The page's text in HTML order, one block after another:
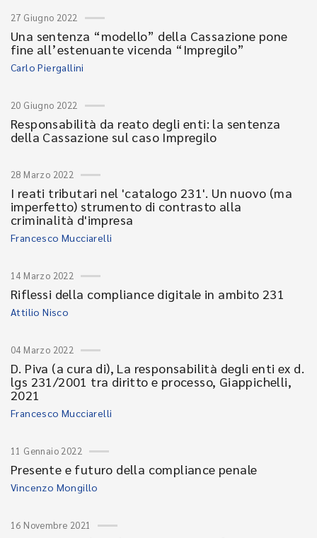
27 Giugno 2022
Una sentenza “modello” della Cassazione pone
fine all’estenuante vicenda “Impregilo”
Carlo Piergallini
20 Giugno 2022
Responsabilità da reato degli enti: la sentenza
della Cassazione sul caso Impregilo
28 Marzo 2022
I reati tributari nel 'catalogo 231'. Un nuovo (ma
imperfetto) strumento di contrasto alla
criminalità d'impresa
Francesco Mucciarelli
14 Marzo 2022
Riflessi della compliance digitale in ambito 231
Attilio Nisco
04 Marzo 2022
D. Piva (a cura di), La responsabilità degli enti ex d.
lgs 231/2001 tra diritto e processo, Giappichelli,
2021
Francesco Mucciarelli
11 Gennaio 2022
Presente e futuro della compliance penale
Vincenzo Mongillo
16 Novembre 2021